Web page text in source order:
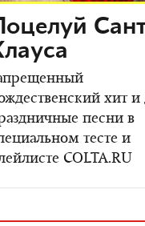
хит и
песни в
тесте и
COLTA.RU